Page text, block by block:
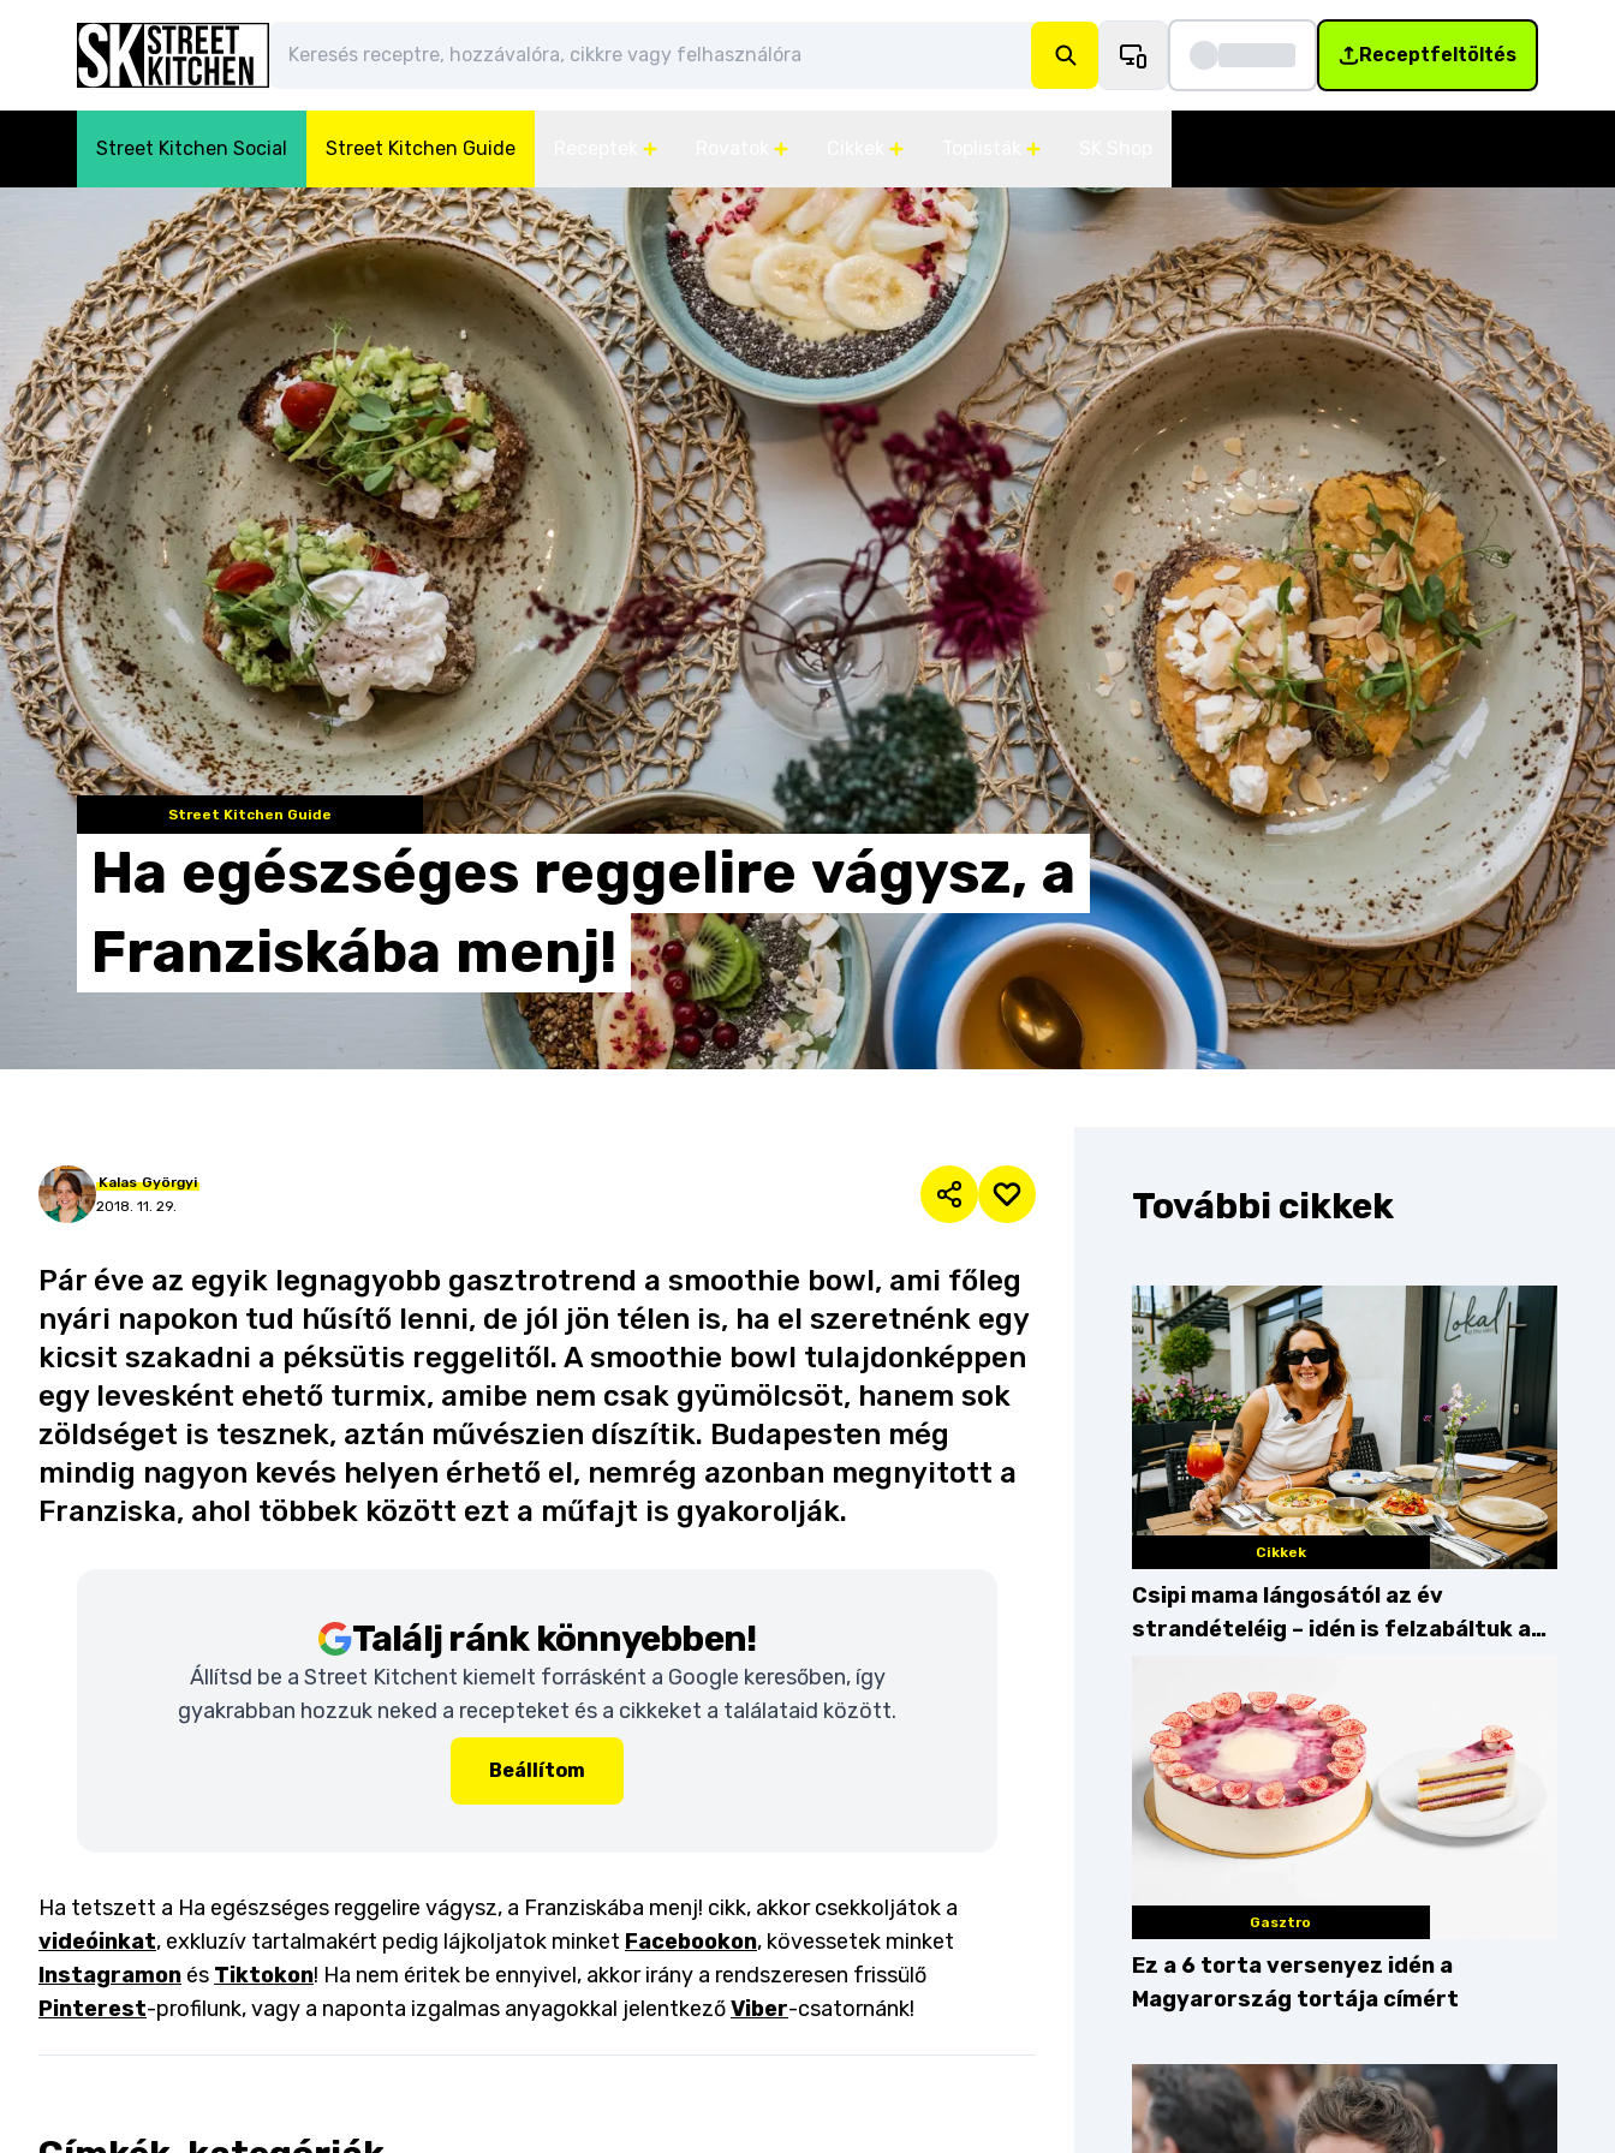
Receptfeltöltés
Street Kitchen Social Street Kitchen Guide
Street Kitchen Guide
Ha egészséges reggelire vágysz, a
Franziskába menj!
Kalas Györgyi
2018. 11. 29.
Pár éve az egyik legnagyobb gasztrotrend a smoothie bowl, ami főleg
nyári napokon tud hűsítő lenni, de jól jön télen is, ha el szeretnénk egy
kicsit szakadni a péksütis reggelitől. A smoothie bowl tulajdonképpen
egy levesként ehető turmix, amibe nem csak gyümölcsöt, hanem sok
zöldséget is tesznek, aztán művészien díszítik. Budapesten még
mindig nagyon kevés helyen érhető el, nemrég azonban megnyitott a
Franziska, ahol többek között ezt a műfajt is gyakorolják.
Találj ránk könnyebben!
Állítsd be a Street Kitchent kiemelt forrásként a Google keresőben, így
gyakrabban hozzuk neked a recepteket és a cikkeket a találataid között.
Beállítom
Ha tetszett a Ha egészséges reggelire vágysz, a Franziskába menj! cikk, akkor csekkoljátok a
videóinkat, exkluzív tartalmakért pedig lájkoljatok minket Facebookon, kövessetek minket
Instagramon és Tiktokon! Ha nem éritek be ennyivel, akkor irány a rendszeresen frissülő
Pinterest-profilunk, vagy a naponta izgalmas anyagokkal jelentkezőViber-csatornánk!
További cikkek
Cikkek
Csipi mama lángosától az év
strandételéig – idén is felzabáltuk a
Gasztro
Ez a 6 torta versenyez idén a
Magyarország tortája címért